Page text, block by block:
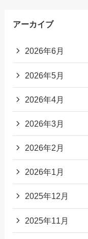
アーカイブ
2026年6月
2026年5月
2026年4月
2026年3月
2026年2月
2026年1月
2025年12月
2025年11月